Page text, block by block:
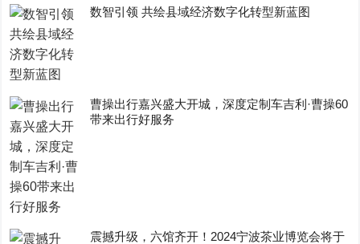
数智引领 共绘县域经济数字化转型新蓝图
曹操出行嘉兴盛大开城，深度定制车吉利·曹操60
带来出行好服务
震撼升级，六馆齐开！2024宁波茶业博览会将于